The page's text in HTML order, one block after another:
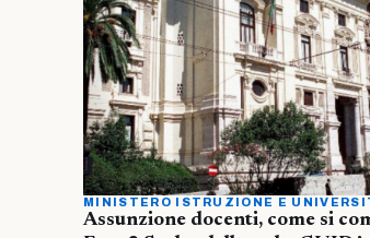
MINISTERO ISTRUZIONE E
Assunzione docenti, come si